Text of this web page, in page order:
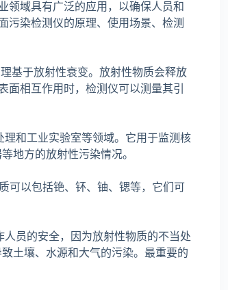
领域具有广泛的应用，以确保人员和
污染检测仪的原理、使用场景、检测
基于放射性衰变。放射性物质会释放
面相互作用时，检测仪可以测量其引
和工业实验室等领域。它用于监测核
地方的放射性污染情况。
可以包括铯、钚、铀、锶等，它们可
员的安全，因为放射性物质的不当处
土壤、水源和大气的污染。最重要的